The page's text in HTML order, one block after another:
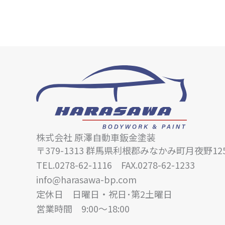
株式会社 原澤自動車鈑金塗装
〒379-1313群馬県利根郡みなかみ町月夜野
TEL.0278-62-1116 FAX.0278-62-1233
info@harasawa-bp.com
定休日 日曜日・祝日･第2土曜日
営業時間 9:00〜18:00